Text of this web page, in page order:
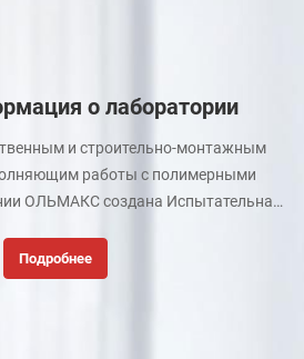
о лаборатории
и строительно-монтажным
работы с полимерными
ОЛЬМАКС создана Испытательная
и экспертиза изделий из
и их сварных соединений
Подробнее